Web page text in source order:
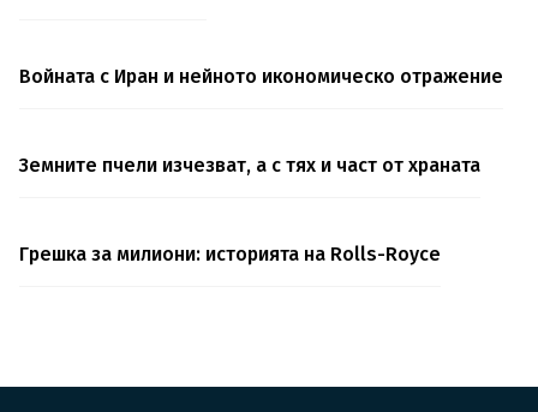
Войната с Иран и нейното икономическо отражение
Земните пчели изчезват, а с тях и част от храната
Грешка за милиони: историята на Rolls-Royce